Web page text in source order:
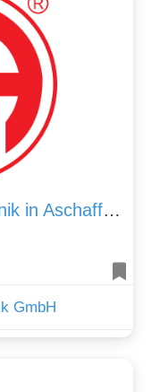
Abfluss-AS Abwassertechnik in Aschaffenburg
GmbH